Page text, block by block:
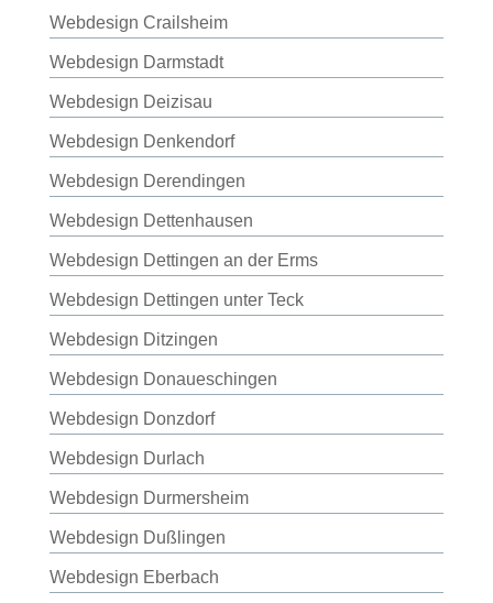
Webdesign Crailsheim
Webdesign Darmstadt
Webdesign Deizisau
Webdesign Denkendorf
Webdesign Derendingen
Webdesign Dettenhausen
Webdesign Dettingen an der Erms
Webdesign Dettingen unter Teck
Webdesign Ditzingen
Webdesign Donaueschingen
Webdesign Donzdorf
Webdesign Durlach
Webdesign Durmersheim
Webdesign Dußlingen
Webdesign Eberbach